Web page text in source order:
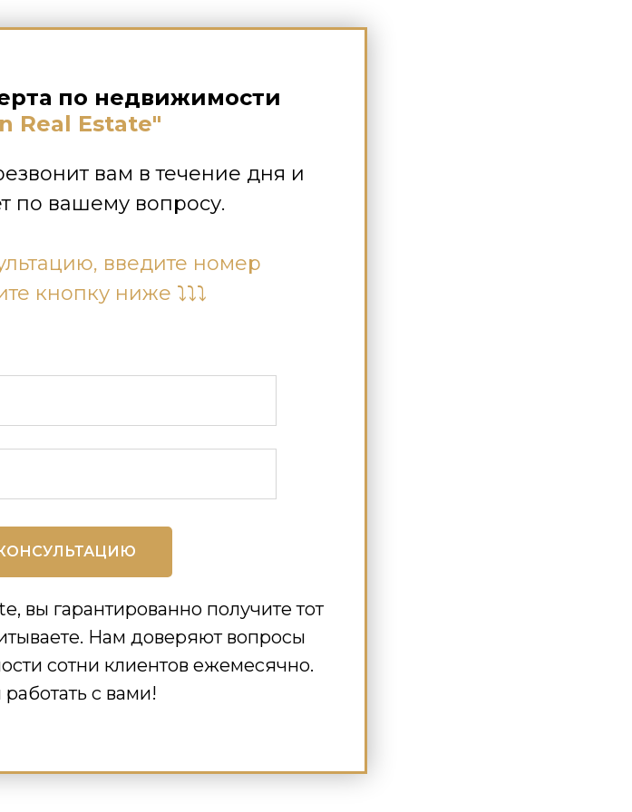
по недвижимости
Real Estate"
вам в течение дня и
по вашему вопросу.
введите номер
кнопку ниже ⤵⤵⤵
вы гарантированно получите тот
Нам доверяют вопросы
сотни клиентов ежемесячно.
с вами!